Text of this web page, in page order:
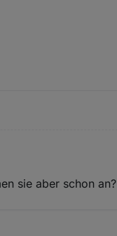
sie aber schon an?